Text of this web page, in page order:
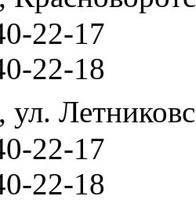
22-17
22-18
, ул.
22-17
22-18